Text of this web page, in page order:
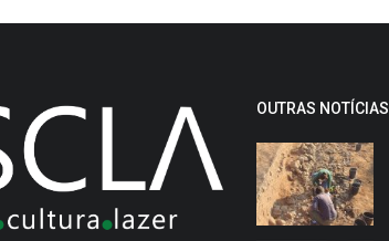
OUTRAS NOTÍCIAS